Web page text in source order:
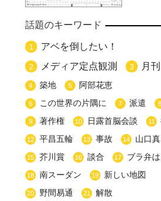
話題のキーワード
1 アベを倒したい！
2 メディア定点観測 3 月
4 築地 5 阿部花恵
6 この世界の片隅に 7 派遣 8
9 著作権 10 日露首脳会談 11
12 平昌五輪 13 事故 14 山口
15 芥川賞 16 談合 17 ブラ弁は
18 南スーダン 19 新しい地図
20 野間易通 21 解散